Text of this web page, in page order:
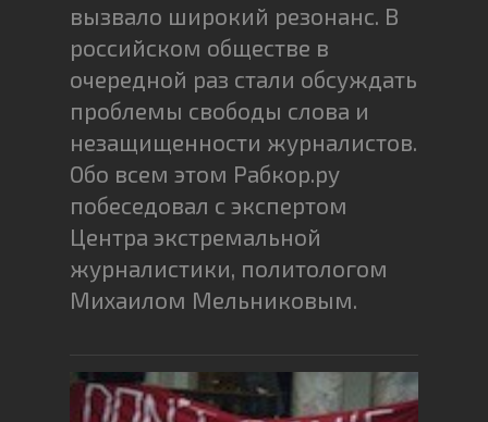
вызвало широкий резонанс. В
российском обществе в
очередной раз стали обсуждать
проблемы свободы слова и
незащищенности журналистов.
Обо всем этом Рабкор.ру
побеседовал с экспертом
Центра экстремальной
журналистики, политологом
Михаилом Мельниковым.